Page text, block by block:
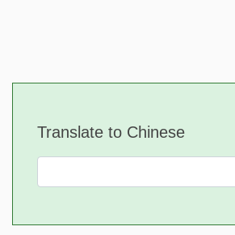
Translate to Chinese